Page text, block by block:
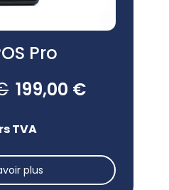
Pro
199,00 €
TVA
plus